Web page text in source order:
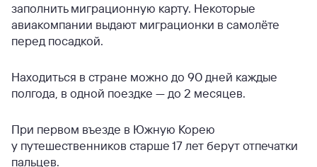
заполнить миграционную карту. Некоторые
авиакомпании выдают миграционки в самолёте
перед посадкой.
Находиться в стране можно до 90 дней каждые
полгода, в одной поездке — до 2 месяцев.
При первом въезде в Южную Корею
у путешественников старше 17 лет берут отпечатки
пальцев.